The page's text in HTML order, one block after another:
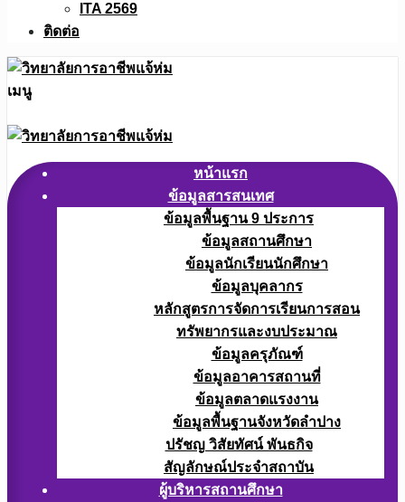
ITA 2569
ติดต่อ
เมนู
หน้าแรก
ข้อมูลสารสนเทศ
ข้อมูลพื้นฐาน 9 ประการ
ข้อมูลสถานศึกษา
ข้อมูลนักเรียนนักศึกษา
ข้อมูลบุคลากร
หลักสูตรการจัดการเรียนการสอน
ทรัพยากรและงบประมาณ
ข้อมูลครุภัณฑ์
ข้อมูลอาคารสถานที่
ข้อมูลตลาดแรงงาน
ข้อมูลพื้นฐานจังหวัดลำปาง
ปรัชญ วิสัยทัศน์ พันธกิจ
สัญลักษณ์ประจำสถาบัน
ผู้บริหารสถานศึกษา